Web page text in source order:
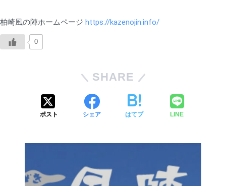
柏崎風の陣ホームページ https://kazenojin.info/
0
SHARE
ポスト シェア はてブ LINE